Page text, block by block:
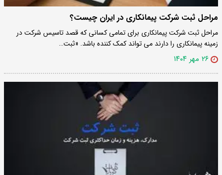
مراحل ثبت شرکت پیمانکاری در ایران چیست؟
مراحل ثبت شرکت پیمانکاری برای تمامی کسانی که قصد تاسیس شرکت در
زمینه پیمانکاری را دارند می تواند کمک کننده باشد. «ثبت…
۲۶ مهر ۱۴۰۴